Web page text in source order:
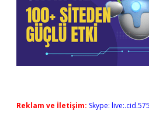
Reklam ve İletişim: Skype: